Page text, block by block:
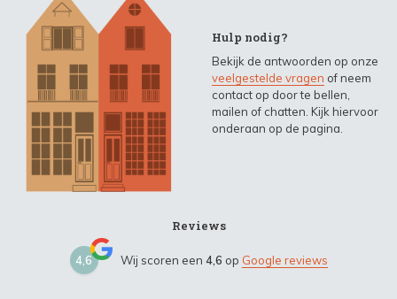
Hulp nodig?
Bekijk de antwoorden op onze
veelgestelde vragen of neem
contact op door te bellen,
mailen of chatten. Kijk hiervoor
onderaan op de pagina.
Reviews
4,6 Wij scoren een 4,6 op Google reviews